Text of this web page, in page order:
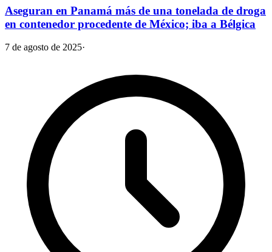
Aseguran en Panamá más de una tonelada de droga
en contenedor procedente de México; iba a Bélgica
7 de agosto de 2025·